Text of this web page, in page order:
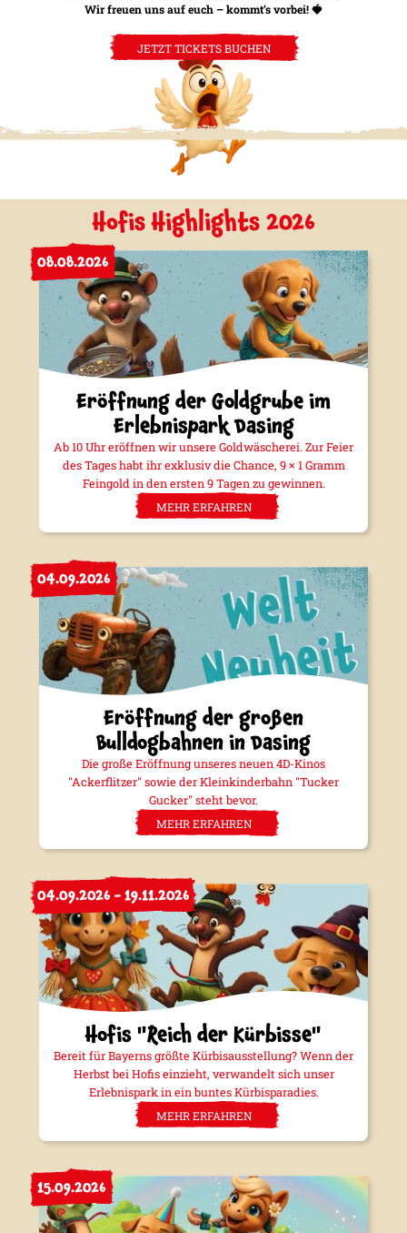
Wir freuen uns auf euch – kommt’s vorbei! 🍓
JETZT TICKETS BUCHEN
Hofis Highlights 2026
08.08.2026
Eröffnung der Goldgrube im
Erlebnispark Dasing
Ab 10 Uhr eröffnen wir unsere Goldwäscherei. Zur Feier
des Tages habt ihr exklusiv die Chance, 9 × 1 Gramm
Feingold in den ersten 9 Tagen zu gewinnen.
MEHR ERFAHREN
04.09.2026
Eröffnung der großen
Bulldogbahnen in Dasing
Die große Eröffnung unseres neuen 4D-Kinos
"Ackerflitzer" sowie der Kleinkinderbahn "Tucker
Gucker" steht bevor.
MEHR ERFAHREN
04.09.2026 - 19.11.2026
Hofis "Reich der Kürbisse"
Bereit für Bayerns größte Kürbisausstellung? Wenn der
Herbst bei Hofis einzieht, verwandelt sich unser
Erlebnispark in ein buntes Kürbisparadies.
MEHR ERFAHREN
15.09.2026